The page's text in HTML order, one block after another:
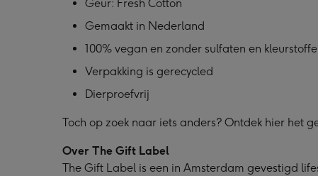
Geur: Fresh Cotton
Gemaakt in Nederland
100% vegan en zonder sulfaten en
Verpakking is gerecycled
Dierproefvrij
Toch op zoek naar iets anders? Ontdek hier het
Over The Gift Label
The Gift Label is een in Amsterdam gevestigd